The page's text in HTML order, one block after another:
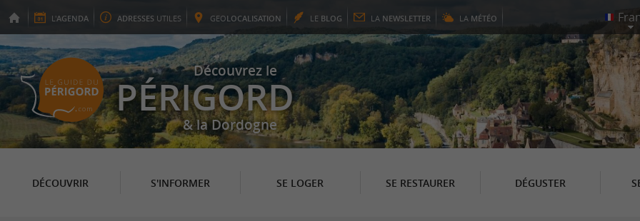
L'AGENDA ADRESSES UTILES GEOLOCALISATION LE BLOG LA NEWSLETTER LA MÉTÉO
Découvrez le
PÉRIGORD
& la Dordogne
DÉCOUVRIR S'INFORMER SE LOGER SE RESTAURER DÉGUSTER